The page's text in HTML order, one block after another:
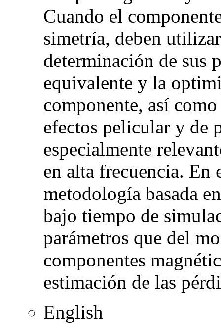
Cuando el
simetría, deben
determinación de sus
equivalente y la
componente, así
efectos pelicular y de
especialmente
en alta frecuencia. En
metodología basada
bajo tiempo de
parámetros que del
componentes
estimación de las
English